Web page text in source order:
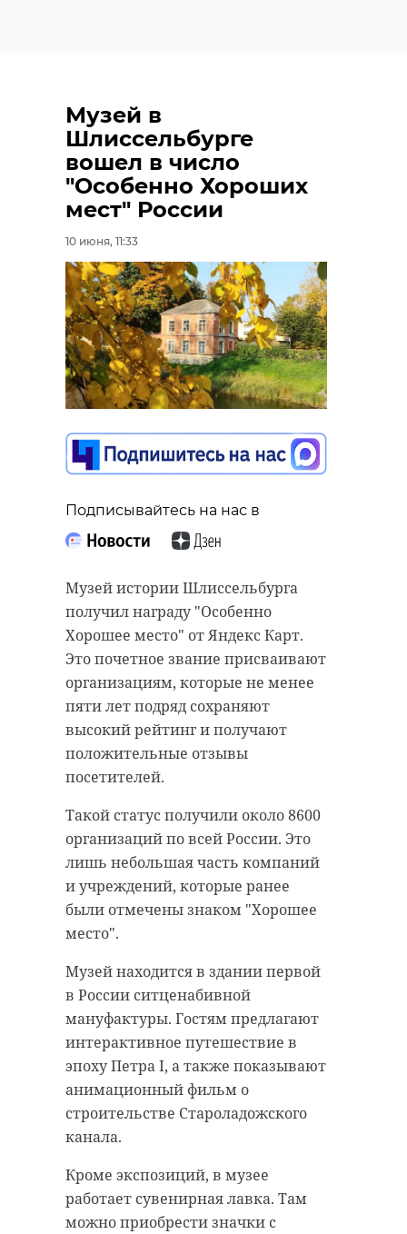
Музей в
Шлиссельбурге
вошел в число
"Особенно Хороших
мест" России
10 июня, 11:33
Подписывайтесь на нас в
Музей истории Шлиссельбурга
получил награду "Особенно
Хорошее место" от Яндекс Карт.
Это почетное звание присваивают
организациям, которые не менее
пяти лет подряд сохраняют
высокий рейтинг и получают
положительные отзывы
посетителей.
Такой статус получили около 8600
организаций по всей России. Это
лишь небольшая часть компаний
и учреждений, которые ранее
были отмечены знаком "Хорошее
место".
Музей находится в здании первой
в России ситценабивной
мануфактуры. Гостям предлагают
интерактивное путешествие в
эпоху Петра I, а также показывают
анимационный фильм о
строительстве Староладожского
канала.
Кроме экспозиций, в музее
работает сувенирная лавка. Там
можно приобрести значки с